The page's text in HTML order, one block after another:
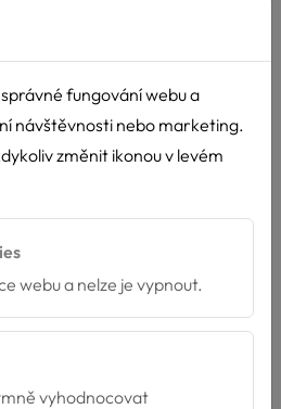
hrdiny a našlo je na
Letošní Hafíkácký...
fungování webu a
návštěvnosti nebo marketing.
změnit ikonou v levém
webu a nelze je vypnout.
vyhodnocovat